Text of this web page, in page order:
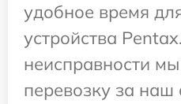
удобное время
устройства
неисправности
перевозку за наш